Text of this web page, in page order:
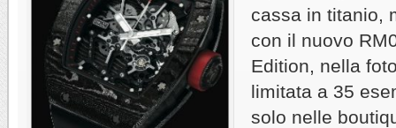
cassa in titanio,
con il nuovo
Edition, nella
limitata a 35
solo nelle